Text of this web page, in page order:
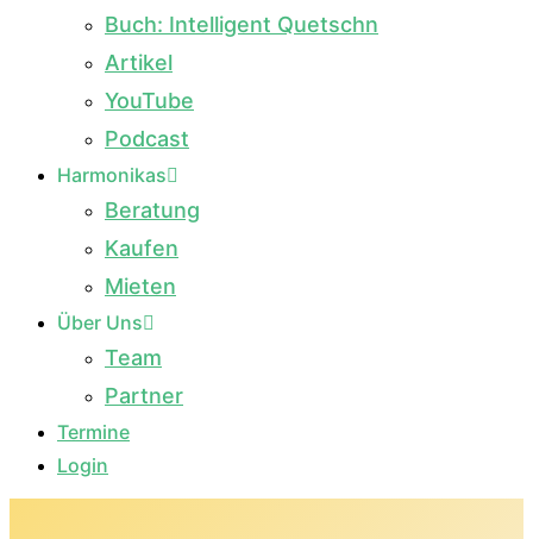
Buch: Intelligent Quetschn
Artikel
YouTube
Podcast
Harmonikas
Beratung
Kaufen
Mieten
Über Uns
Team
Partner
Termine
Login